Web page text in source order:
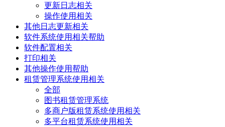
更新日志相关
操作使用相关
其他日志更新相关
软件系统使用相关帮助
软件配置相关
打印相关
其他操作使用帮助
租赁管理系统使用相关
全部
图书租赁管理系统
多商户版租赁系统使用相关
多平台租赁系统使用相关